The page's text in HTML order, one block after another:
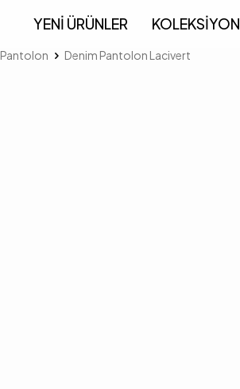
YENİ ÜRÜNLER KOLEKSİYON
Pantolon Denim Pantolon Lacivert